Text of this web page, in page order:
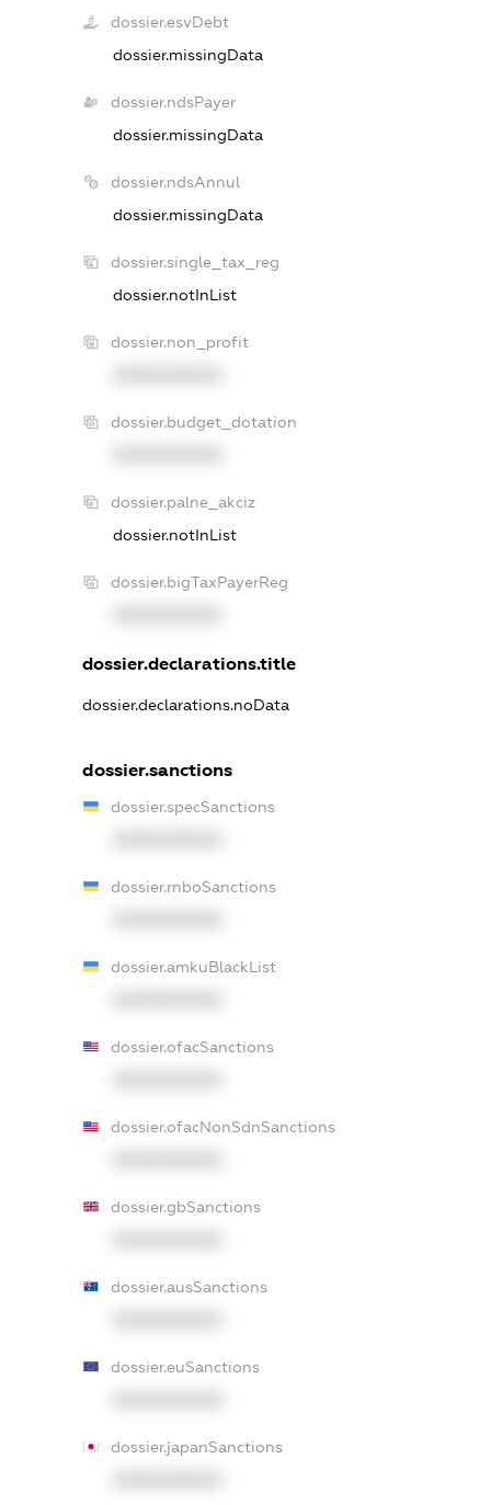
dossier.esvDebt
dossier.missingData
dossier.ndsPayer
dossier.missingData
dossier.ndsAnnul
dossier.missingData
dossier.single_tax_reg
dossier.notInList
dossier.non_profit
dossier.budget_dotation
dossier.palne_akciz
dossier.notInList
dossier.bigTaxPayerReg
dossier.declarations.title
dossier.declarations.noData
dossier.sanctions
dossier.specSanctions
dossier.rnboSanctions
dossier.amkuBlackList
dossier.ofacSanctions
dossier.ofacNonSdnSanctions
dossier.gbSanctions
dossier.ausSanctions
dossier.euSanctions
dossier.japanSanctions